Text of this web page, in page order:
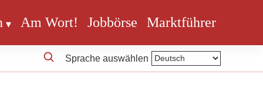
Am Wort! Jobbörse Marktführer
Sprache auswählen